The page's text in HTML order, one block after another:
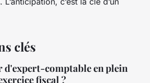
clés
d'expert-comptable en plein
fiscal ?